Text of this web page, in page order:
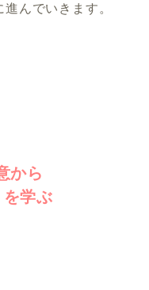
んでいきます。
から
を学ぶ